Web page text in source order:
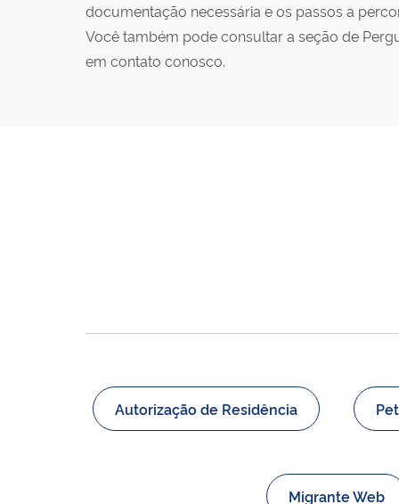
documentação necessária e os passos a
Você também pode consultar a seção de
em contato conosco.
Autorização de Residência
Migrante Web